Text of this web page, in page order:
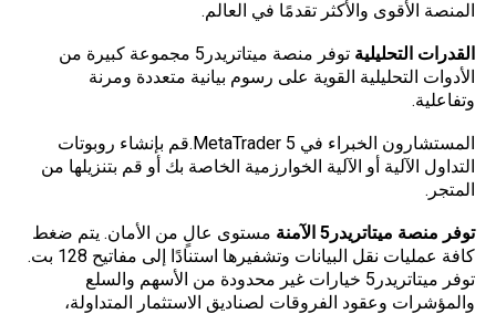
المنصة الأقوى والأكثر تقدمًا في العالم.
القدرات التحليلية
توفر منصة ميتاتريدر5 مجموعة كبيرة من
الأدوات التحليلية القوية على رسوم بيانية متعددة ومرنة
وتفاعلية.
المستشارون الخبراء في MetaTrader 5.قم بإنشاء روبوتات
التداول الآلية أو الآلية الخوارزمية الخاصة بك أو قم بتنزيلها من
المتجر.
توفر منصة ميتاتريدر5 الآمنة مستوى عالٍ من الأمان. يتم ضغط
كافة عمليات نقل البيانات وتشفيرها استنادًا إلى مفاتيح 128 بت.
توفر ميتاتريدر5 خيارات غير محدودة من الأسهم والسلع
والمؤشرات وعقود الفروقات لصناديق الاستثمار المتداولة،